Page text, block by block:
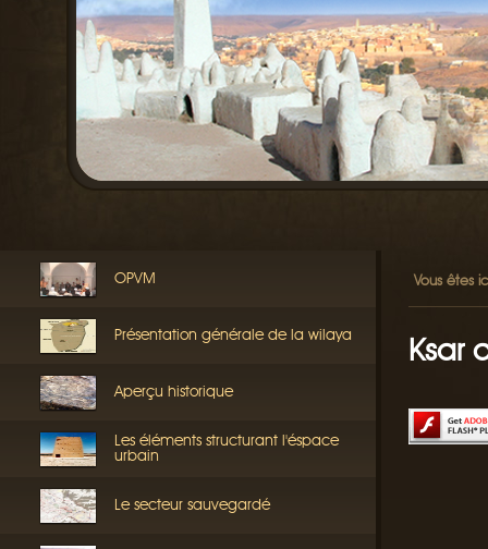
OPVM
Présentation générale de la wilaya
Aperçu historique
Les éléments structurant l'éspace
urbain
Le secteur sauvegardé
Vous êtes
Ksar